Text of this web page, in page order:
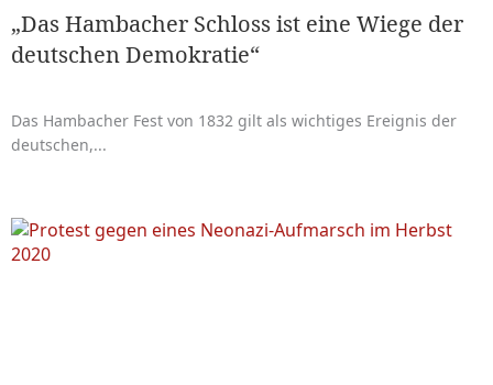
„Das Hambacher Schloss ist eine Wiege der
deutschen Demokratie“
Das Hambacher Fest von 1832 gilt als wichtiges Ereignis der
deutschen,...